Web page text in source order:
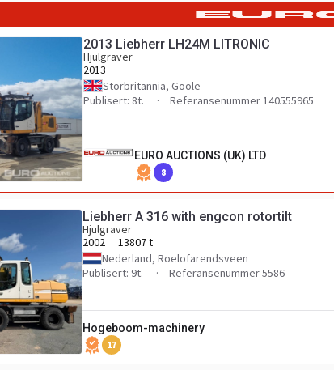
2013 Liebherr LH24M LITRONIC
Hjulgraver
2013
Storbritannia, Goole
Publisert: 8t.
Referansenummer 140555965
EURO AUCTIONS (UK) LTD
8
Liebherr A 316 with engcon rotortilt
Hjulgraver
2002
13807 t
Nederland, Roelofarendsveen
Publisert: 9t.
Referansenummer 5586
Hogeboom-machinery
17